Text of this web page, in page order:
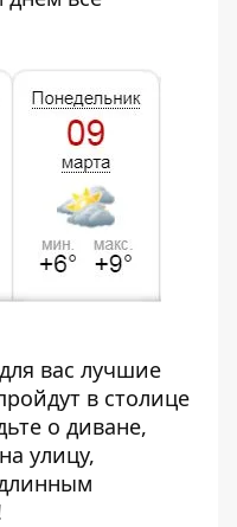
вас лучшие
в столице
о диване,
улицу,